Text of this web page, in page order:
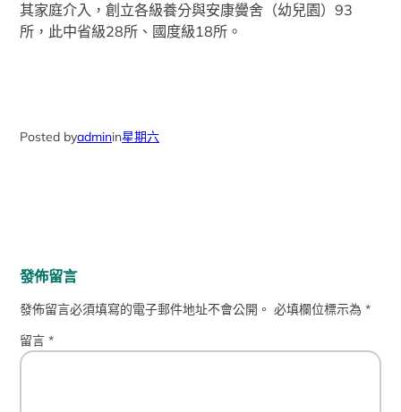
其家庭介入，創立各級養分與安康黌舍（幼兒園）93
所，此中省級28所、國度級18所。
Posted byadminin星期六
發佈留言
發佈留言必須填寫的電子郵件地址不會公開。 必填欄位標示為*
留言*